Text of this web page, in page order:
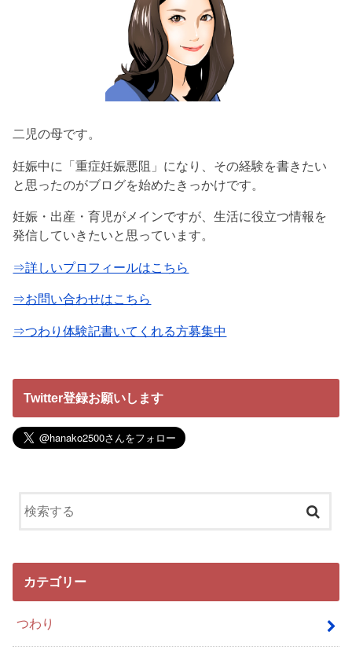
二児の母です。
妊娠中に「重症妊娠悪阻」になり、その経験を書きたい
と思ったのがブログを始めたきっかけです。
妊娠・出産・育児がメインですが、生活に役立つ情報を
発信していきたいと思っています。
⇒詳しいプロフィールはこちら
⇒お問い合わせはこちら
⇒つわり体験記書いてくれる方募集中
Twitter登録お願いします
カテゴリー
つわり